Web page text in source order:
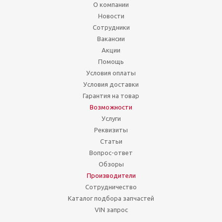
О компании
Новости
Сотрудники
Вакансии
Акции
Помощь
Условия оплаты
Условия доставки
Гарантия на товар
Возможности
Услуги
Реквизиты
Статьи
Вопрос-ответ
Обзоры
Производители
Сотрудничество
Каталог подбора запчастей
VIN запрос